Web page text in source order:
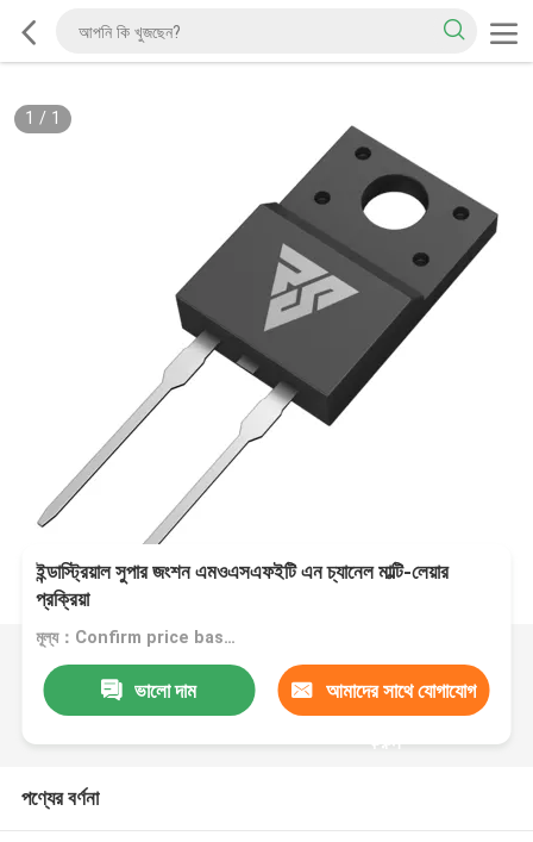
1 / 1
ইন্ডাস্ট্রিয়াল সুপার জংশন এমওএসএফইটি এন চ্যানেল মাল্টি-লেয়ার
প্রক্রিয়া
মূল্য：Confirm price based on product
ভালো দাম আমাদের সাথে যোগাযোগ
করুন
পণ্যের বর্ণনা